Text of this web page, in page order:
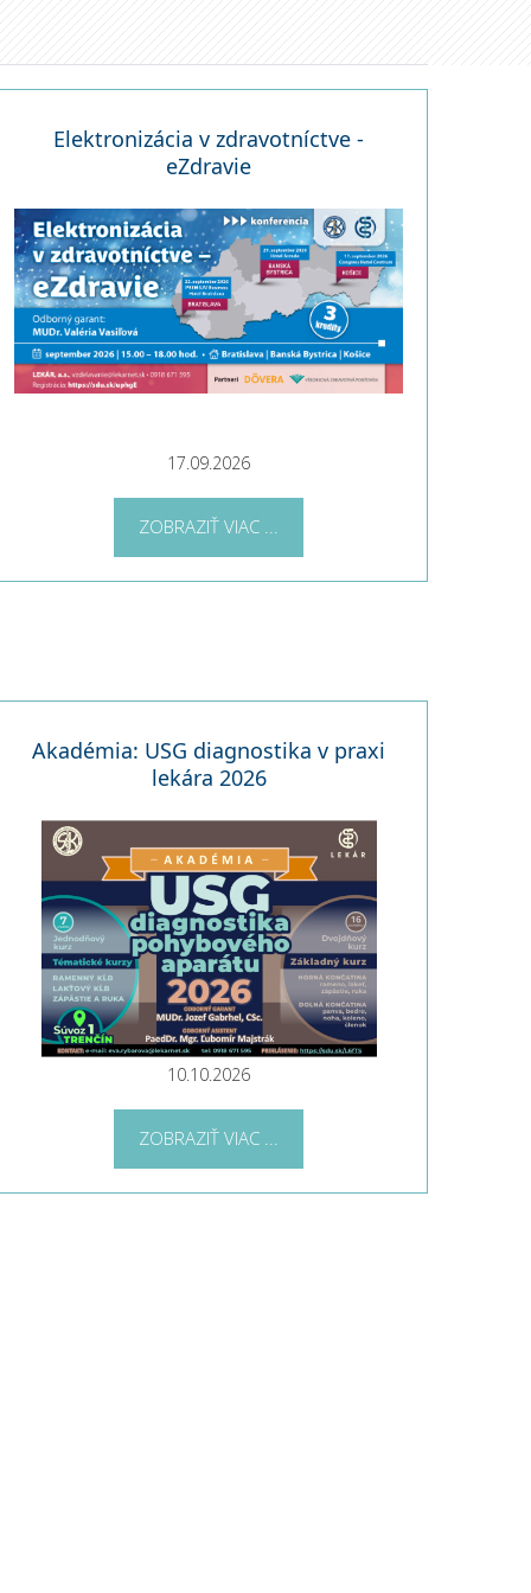
Elektronizácia v zdravotníctve -
eZdravie
17.09.2026
ZOBRAZIŤ VIAC ...
Akadémia: USG diagnostika v praxi
lekára 2026
10.10.2026
ZOBRAZIŤ VIAC ...